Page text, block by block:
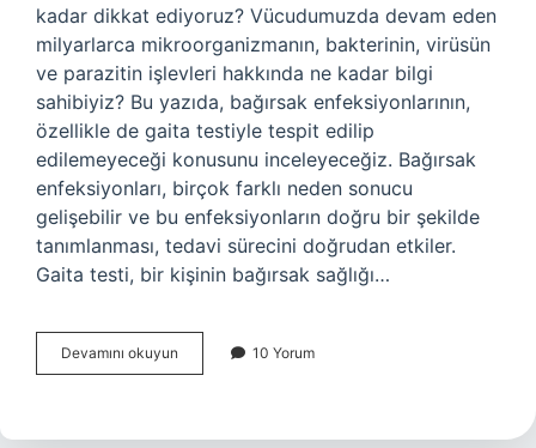
kadar dikkat ediyoruz? Vücudumuzda devam eden
milyarlarca mikroorganizmanın, bakterinin, virüsün
ve parazitin işlevleri hakkında ne kadar bilgi
sahibiyiz? Bu yazıda, bağırsak enfeksiyonlarının,
özellikle de gaita testiyle tespit edilip
edilemeyeceği konusunu inceleyeceğiz. Bağırsak
enfeksiyonları, birçok farklı neden sonucu
gelişebilir ve bu enfeksiyonların doğru bir şekilde
tanımlanması, tedavi sürecini doğrudan etkiler.
Gaita testi, bir kişinin bağırsak sağlığı…
Devamını okuyun Bağırsak
enfeksiyonu
çıkar
10 Yorum